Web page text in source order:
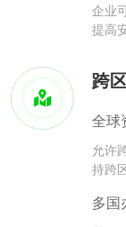
企业
提高
跨
全球
允许
持跨
多国